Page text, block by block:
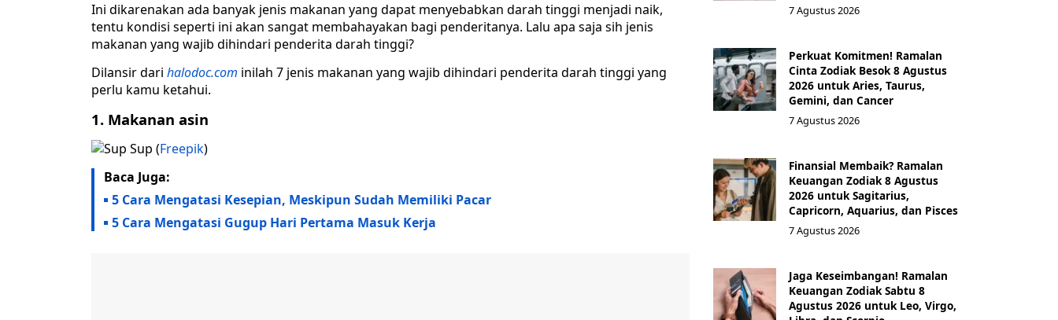
Ini dikarenakan ada banyak jenis makanan yang dapat menyebabkan darah tinggi menjadi naik,
tentu kondisi seperti ini akan sangat membahayakan bagi penderitanya. Lalu apa saja sih jenis
makanan yang wajib dihindari penderita darah tinggi?
Dilansir dari halodoc.com inilah 7 jenis makanan yang wajib dihindari penderita darah tinggi yang
perlu kamu ketahui.
1. Makanan asin
Sup (Freepik)
Baca Juga:
5 Cara Mengatasi Kesepian, Meskipun Sudah Memiliki Pacar
5 Cara Mengatasi Gugup Hari Pertama Masuk Kerja
7 Agustus 2026
Perkuat Komitmen! Ramalan
Cinta Zodiak Besok 8 Agustus
2026 untuk Aries, Taurus,
Gemini, dan Cancer
7 Agustus 2026
Finansial Membaik? Ramalan
Keuangan Zodiak 8 Agustus
2026 untuk Sagitarius,
Capricorn, Aquarius, dan Pisces
7 Agustus 2026
Jaga Keseimbangan! Ramalan
Keuangan Zodiak Sabtu 8
Agustus 2026 untuk Leo, Virgo,